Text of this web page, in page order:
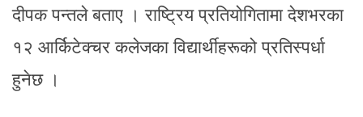
दीपक पन्तले बताए । राष्ट्रिय प्रतियोगितामा देशभरका
१२ आर्किटेक्चर कलेजका विद्यार्थीहरूको प्रतिस्पर्धा
हुनेछ ।